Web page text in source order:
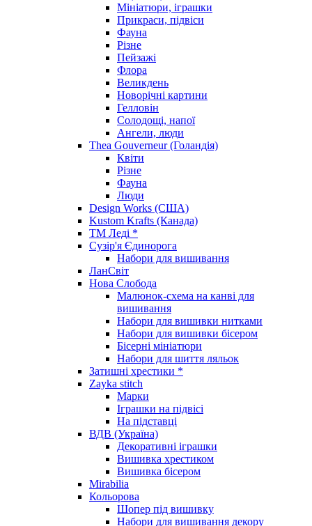
Мініатюри, іграшки
Прикраси, підвіси
Фауна
Різне
Пейзажі
Флора
Великдень
Новорічні картини
Гелловін
Солодощі, напої
Ангели, люди
Thea Gouverneur (Голандія)
Квіти
Різне
Фауна
Люди
Design Works (США)
Kustom Krafts (Канада)
ТМ Леді *
Сузір'я Єдинорога
Набори для вишивання
ЛанСвіт
Нова Слобода
Малюнок-схема на канві для
вишивання
Набори для вишивки нитками
Набори для вишивки бісером
Бісерні мініатюри
Набори для шиття ляльок
Затишні хрестики *
Zayka stitch
Марки
Іграшки на підвісі
На підставці
ВДВ (Україна)
Декоративні іграшки
Вишивка хрестиком
Вишивка бісером
Mirabilia
Кольорова
Шопер під вишивку
Набори для вишивання декору